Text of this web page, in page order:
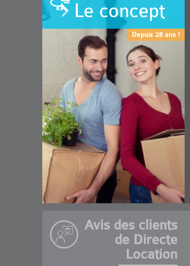
Le concept
Depuis 28 ans !
Avis des clients
de Directe
Location